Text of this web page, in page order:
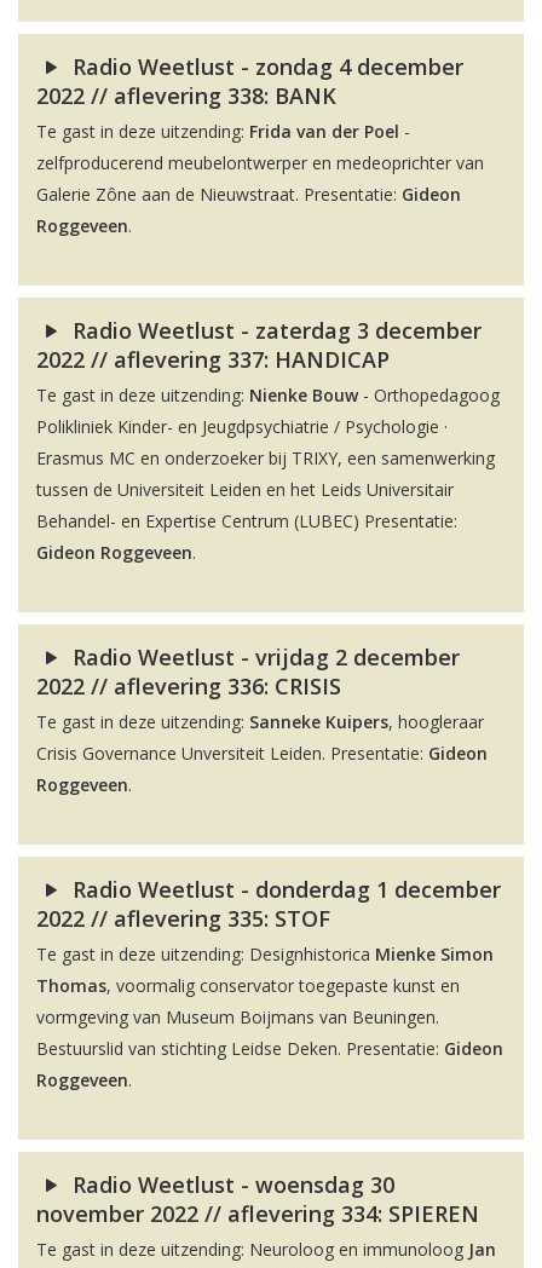
Radio Weetlust - zondag 4 december
2022 // aflevering 338: BANK
Te gast in deze uitzending: Frida van der Poel -
zelfproducerend meubelontwerper en medeoprichter van
Galerie Zône aan de Nieuwstraat. Presentatie: Gideon
Roggeveen.
Radio Weetlust - zaterdag 3 december
2022 // aflevering 337: HANDICAP
Te gast in deze uitzending: Nienke Bouw- Orthopedagoog
Polikliniek Kinder- en Jeugdpsychiatrie / Psychologie ·
Erasmus MC en onderzoeker bij TRIXY, een samenwerking
tussen de Universiteit Leiden en het Leids Universitair
Behandel- en Expertise Centrum (LUBEC) Presentatie:
Gideon Roggeveen.
Radio Weetlust - vrijdag 2 december
2022 // aflevering 336: CRISIS
Te gast in deze uitzending: Sanneke Kuipers, hoogleraar
Crisis Governance Unversiteit Leiden. Presentatie: Gideon
Roggeveen.
Radio Weetlust - donderdag 1 december
2022 // aflevering 335: STOF
Te gast in deze uitzending: Designhistorica Mienke Simon
Thomas, voormalig conservator toegepaste kunst en
vormgeving van Museum Boijmans van Beuningen.
Bestuurslid van stichting Leidse Deken. Presentatie: Gideon
Roggeveen.
Radio Weetlust - woensdag 30
november 2022 // aflevering 334: SPIEREN
Te gast in deze uitzending: Neuroloog en immunoloog Jan